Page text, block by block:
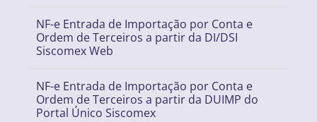
NF-e Entrada de Importação por Conta e
Ordem de Terceiros a partir da DI/DSI
Siscomex Web
NF-e Entrada de Importação por Conta e
Ordem de Terceiros a partir da DUIMP do
Portal Único Siscomex